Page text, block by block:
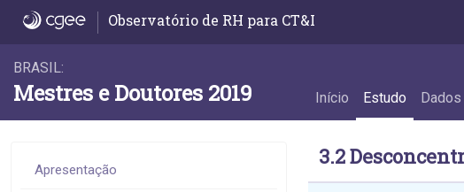
3.2 Desconcentração do emprego - 3.2
Observatório de RH para CT&I
BRASIL:
Mestres e Doutores 2019 Início Estudo Dados
Apresentação
3.2